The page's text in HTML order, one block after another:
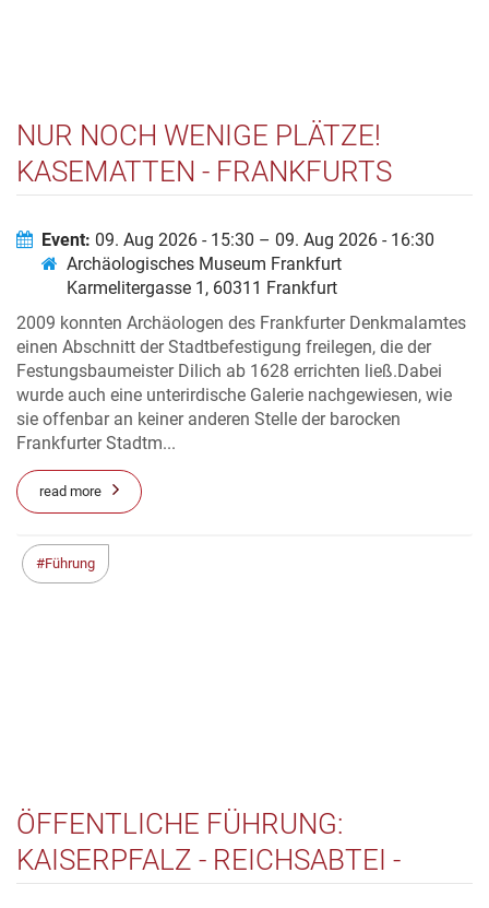
NUR NOCH WENIGE PLÄTZE!
KASEMATTEN - FRANKFURTS
Event: 09. Aug 2026 - 15:30 – 09. Aug 2026 - 16:30
Archäologisches Museum Frankfurt
Karmelitergasse 1, 60311 Frankfurt
2009 konnten Archäologen des Frankfurter Denkmalamtes
einen Abschnitt der Stadtbefestigung freilegen, die der
Festungsbaumeister Dilich ab 1628 errichten ließ.Dabei
wurde auch eine unterirdische Galerie nachgewiesen, wie
sie offenbar an keiner anderen Stelle der barocken
Frankfurter Stadtm...
read more
Führung
ÖFFENTLICHE FÜHRUNG:
KAISERPFALZ - REICHSABTEI -